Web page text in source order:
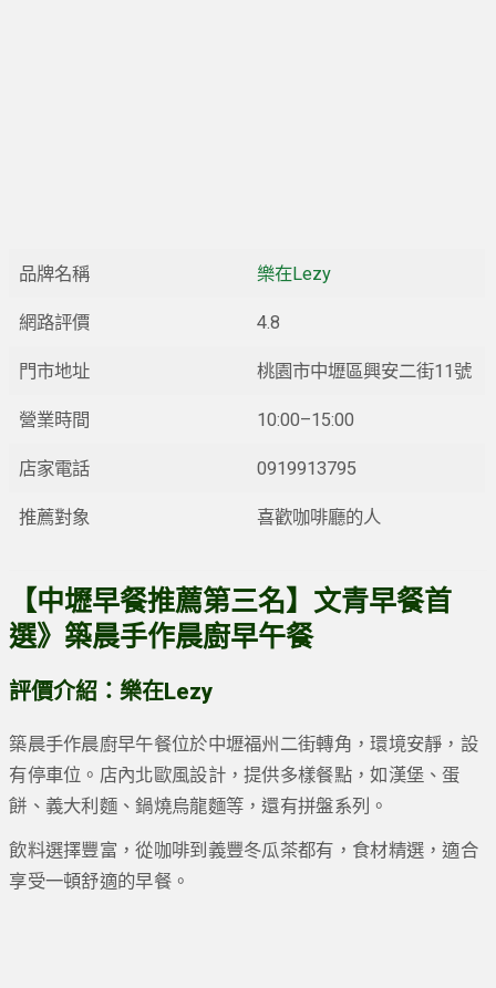
品牌名稱 樂在Lezy
網路評價 4.8
門市地址 桃園市中壢區興安二街11號
營業時間 10:00–15:00
店家電話 0919913795
推薦對象 喜歡咖啡廳的人
【中壢早餐推薦第三名】文青早餐首
選》 築晨手作晨廚早午餐
評價介紹：樂在Lezy
築晨手作晨廚早午餐位於中壢福州二街轉角，環境安靜，設
有停車位。店內北歐風設計，提供多樣餐點，如漢堡、蛋
餅、義大利麵、鍋燒烏龍麵等，還有拼盤系列。
飲料選擇豐富，從咖啡到義豐冬瓜茶都有，食材精選，適合
享受一頓舒適的早餐。